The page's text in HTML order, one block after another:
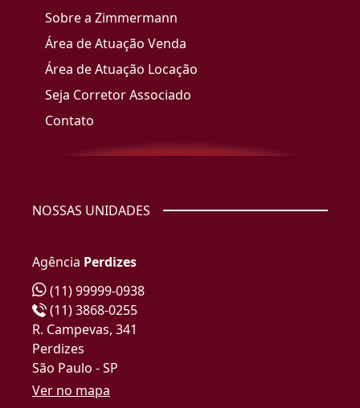
Sobre a Zimmermann
Área de Atuação Venda
Área de Atuação Locação
Seja Corretor Associado
Contato
NOSSAS UNIDADES
Agência Perdizes
(11) 99999-0938
(11) 3868-0255
R. Campevas, 341
Perdizes
São Paulo - SP
Ver no mapa